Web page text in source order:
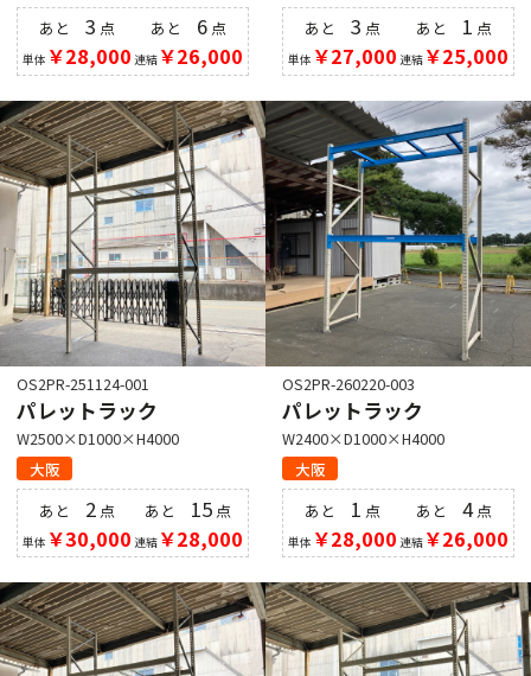
あと3 点
単体 ￥28,000
あと 6点
連結￥26,000
あと3 点
単体 ￥27,000
あと 1 点
連結￥25,000
OS2PR-251124-001
パレットラック
W2500×D1000×H4000
大阪
あと 2 点
単体 ￥30,000
あと 15 点
連結￥28,000
OS2PR-260220-003
パレットラック
W2400×D1000×H4000
大阪
あと 1 点
単体 ￥28,000
あと 4点
連結￥26,000